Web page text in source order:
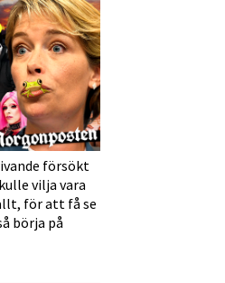
försökt
vilja vara
för att få se
börja på